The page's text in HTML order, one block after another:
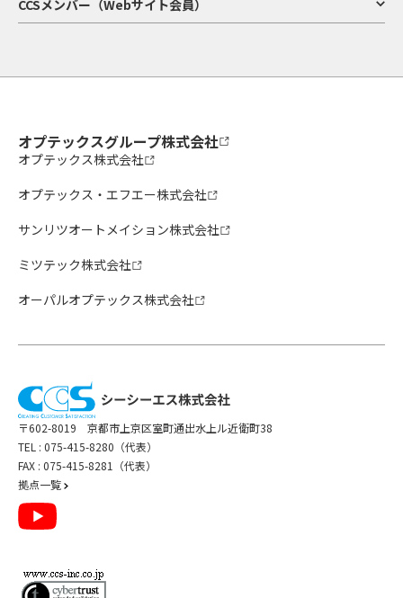
CCSメンバー（Webサイト会員）
オプテックスグループ株式会社
オプテックス株式会社
オプテックス・エフエー株式会社
サンリツオートメイション株式会社
ミツテック株式会社
オーパルオプテックス株式会社
〒602-8019 京都市上京区室町通出水上ル近衛町38
TEL : 075-415-8280（代表）
FAX : 075-415-8281（代表）
拠点一覧